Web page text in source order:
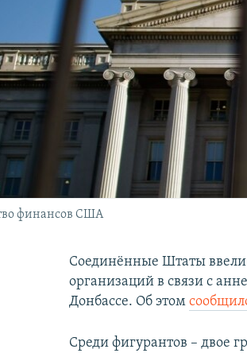
финансов США
Соединённые Штаты
организаций в связи с
Донбассе. Об этом
Среди фигурантов – двое